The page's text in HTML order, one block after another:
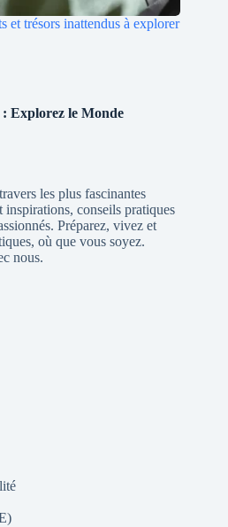
et trésors inattendus à explorer
Explorez le Monde
les plus fascinantes
conseils pratiques
Préparez, vivez et
où que vous soyez.
nous.